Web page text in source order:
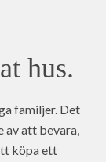
hus.
familjer. Det
av att bevara,
köpa ett